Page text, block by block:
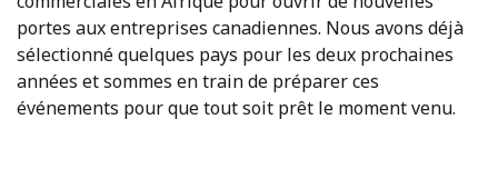
portes aux entreprises canadiennes. Nous avons déjà
sélectionné quelques pays pour les deux prochaines
années et sommes en train de préparer ces
événements pour que tout soit prêt le moment venu.